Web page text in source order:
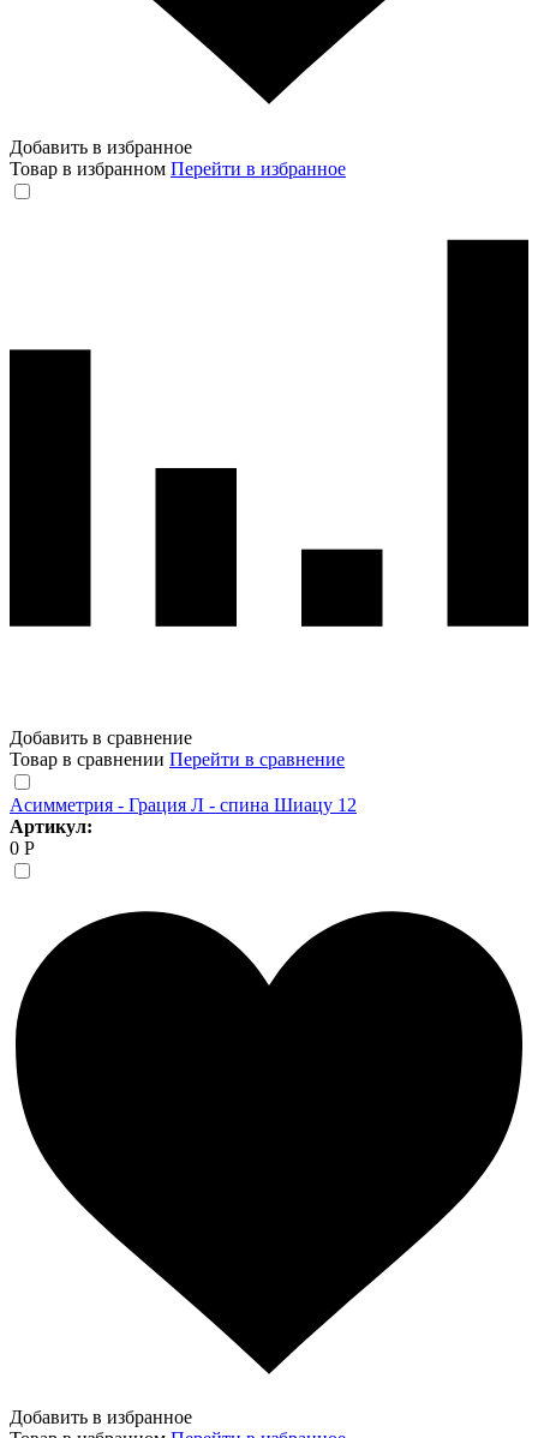
Добавить в избранное
Товар в избранном Перейти в избранное
Добавить в сравнение
Товар в сравнении Перейти в сравнение
Асимметрия - Грация Л - спина Шиацу 12
Артикул:
0 Р
Добавить в избранное